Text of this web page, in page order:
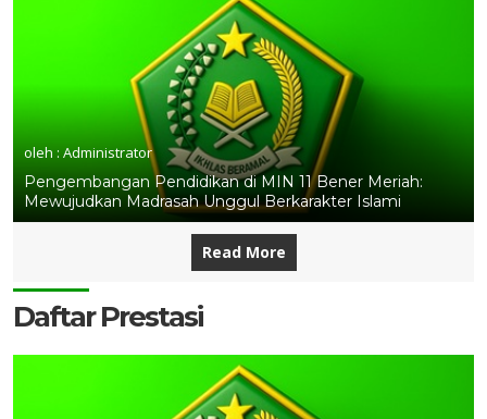
oleh : Administrator
Pengembangan Pendidikan di MIN 11 Bener Meriah:
Mewujudkan Madrasah Unggul Berkarakter Islami
Read More
Daftar Prestasi